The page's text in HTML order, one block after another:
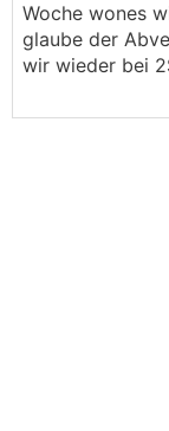
Woche wones
glaube der
wir wieder bei